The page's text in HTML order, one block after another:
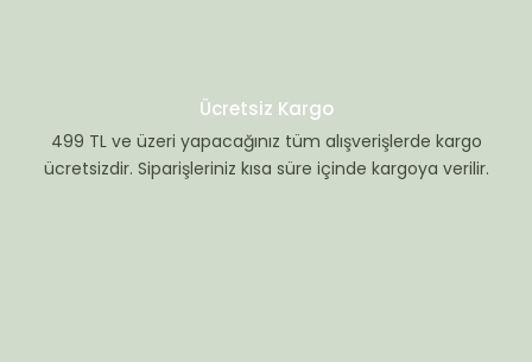
Ücretsiz Kargo
499 TL ve üzeri yapacağınız tüm alışverişlerde kargo
ücretsizdir. Siparişleriniz kısa süre içinde kargoya verilir.